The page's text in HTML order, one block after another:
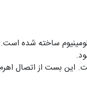
ساخته شده است.
بست از اتصال